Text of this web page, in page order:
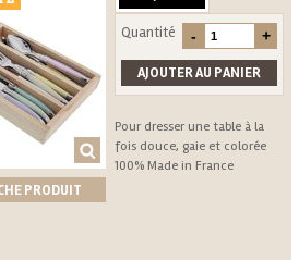
PRODUIT
Quantité
Pour dresser une table à la
fois douce, gaie et colorée
100% Made in France